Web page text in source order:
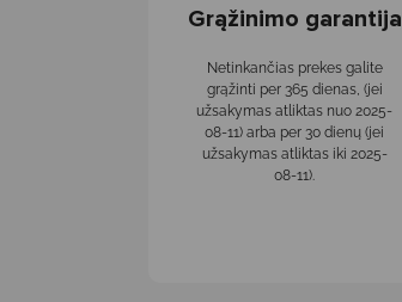
Grąžinimo garantija
Netinkančias prekes galite
grąžinti per 365 dienas, (jei
užsakymas atliktas nuo 2025-
08-11) arba per 30 dienų (jei
užsakymas atliktas iki 2025-
08-11).